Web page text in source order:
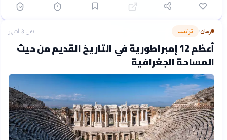
زمان› ترتيب قبل 3 أشهر
أعظم 12 إمبراطورية في التاريخ القديم من حيث
المساحة الجغرافية